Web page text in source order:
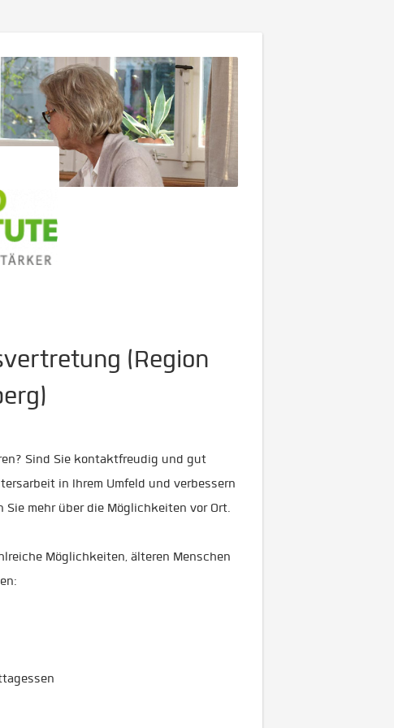
(Region
Sind Sie kontaktfreudig und gut
in Ihrem Umfeld und verbessern
mehr über die Möglichkeiten vor Ort.
Möglichkeiten, älteren Menschen